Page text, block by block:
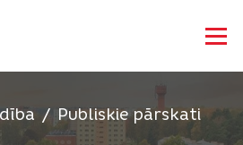
Publiskie pārskati